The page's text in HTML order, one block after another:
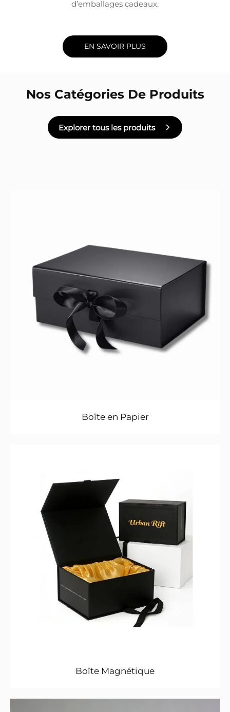
d’emballages cadeaux.
EN SAVOIR PLUS
Nos Catégories De Produits
Explorer tous les produits
Boîte en Papier
Boîte Magnétique